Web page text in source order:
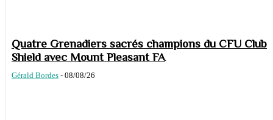
Quatre Grenadiers sacrés champions du CFU Club
Shield avec Mount Pleasant FA
Gérald Bordes - 08/08/26